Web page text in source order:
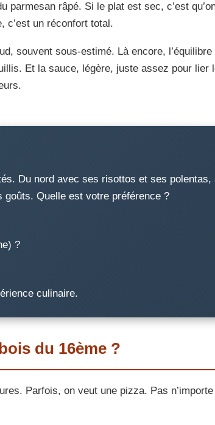
râpé. Si le plat est sec, c’est
c’est un réconfort total.
souvent sous-estimé. Là encore,
Et la sauce, légère, juste assez pour lier
Du nord avec ses risottos et ses polentas,
Quelle est votre préférence ?
?
culinaire.
du 16ème ?
Parfois, on veut une pizza. Pas